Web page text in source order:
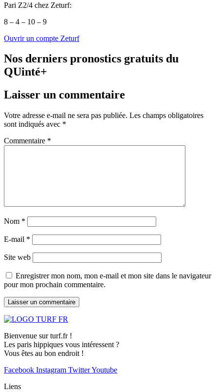
Pari Z2/4 chez Zeturf:
8 – 4 – 10 – 9
Ouvrir un compte Zeturf
Nos derniers pronostics gratuits du
QUinté+
Laisser un commentaire
Votre adresse e-mail ne sera pas publiée. Les champs obligatoires
sont indiqués avec *
Commentaire *
Nom *
E-mail *
Site web
Enregistrer mon nom, mon e-mail et mon site dans le navigateur
pour mon prochain commentaire.
Bienvenue sur turf.fr !
Les paris hippiques vous intéressent ?
Vous êtes au bon endroit !
Facebook Instagram TwitterYoutube
Liens